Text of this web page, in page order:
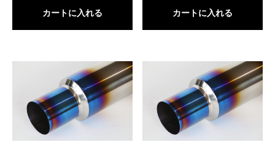
カートに入れる カートに入れる